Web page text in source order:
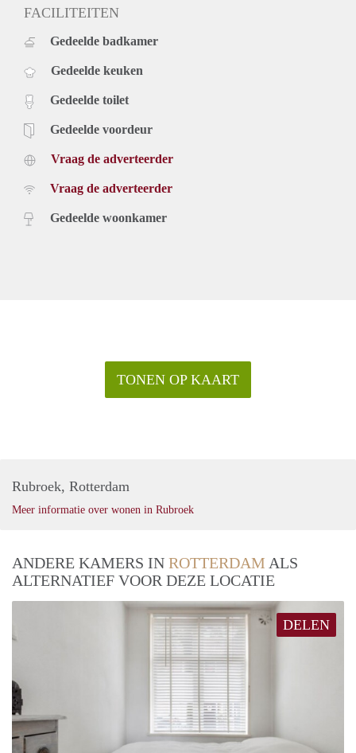
FACILITEITEN
Gedeelde badkamer
Gedeelde keuken
Gedeelde toilet
Gedeelde voordeur
Vraag de adverteerder
Vraag de adverteerder
Gedeelde woonkamer
TONEN OP KAART
Rubroek, Rotterdam
Meer informatie over wonen in Rubroek
ANDERE KAMERS IN ROTTERDAM ALS
ALTERNATIEF VOOR DEZE LOCATIE
DELEN